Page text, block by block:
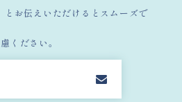
とお伝えいただけるとスムーズで
ください。